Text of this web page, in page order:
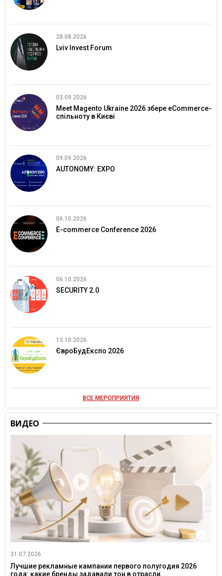
28.08.2026
Lviv Invest Forum
03.09.2026
Meet Magento Ukraine 2026 збере eCommerce-
спільноту в Києві
09.09.2026
AUTONOMY: EXPO
06.10.2026
E-commerce Conference 2026
06.10.2026
SECURITY 2.0
13.10.2026
ЄвроБудЕкспо 2026
ВСЕ МЕРОПРИЯТИЯ
ВИДЕО
31.07.2026
Лучшие рекламные кампании первого полугодия 2026
года: какие бренды задавали тон в отрасли